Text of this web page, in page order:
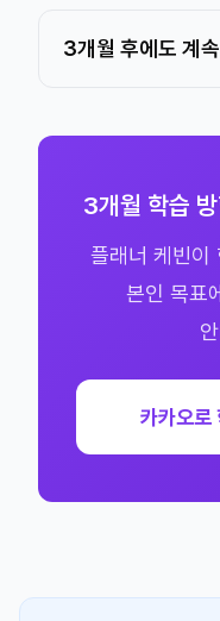
3개월 후에도 계
3개월 학습
플래너 케빈이
본인 목표
카카오로